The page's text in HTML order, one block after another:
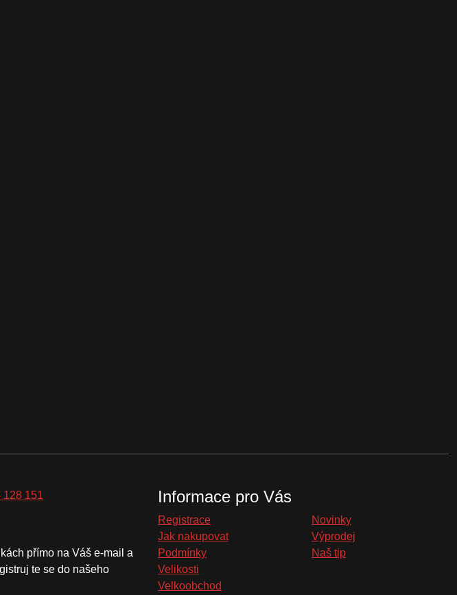
128 151
přímo na Váš e-mail a
te se do našeho
Informace pro Vás
Registrace
Jak nakupovat
Podmínky
Velikosti
Velkoobchod
Novinky
Výprodej
Naš tip